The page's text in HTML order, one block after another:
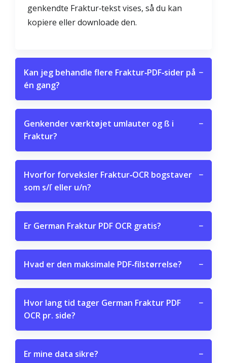
genkendte Fraktur‑tekst vises, så du kan
kopiere eller downloade den.
Kan jeg behandle flere Fraktur‑PDF‑sider på
én gang?
−
Genkender værktøjet umlauter og ß i
Fraktur?
−
Hvorfor forveksler Fraktur‑OCR bogstaver
som s/ſ eller u/n?
−
Er German Fraktur PDF OCR gratis? −
Hvad er den maksimale PDF‑filstørrelse? −
Hvor lang tid tager German Fraktur PDF
OCR pr. side?
−
Er mine data sikre? −